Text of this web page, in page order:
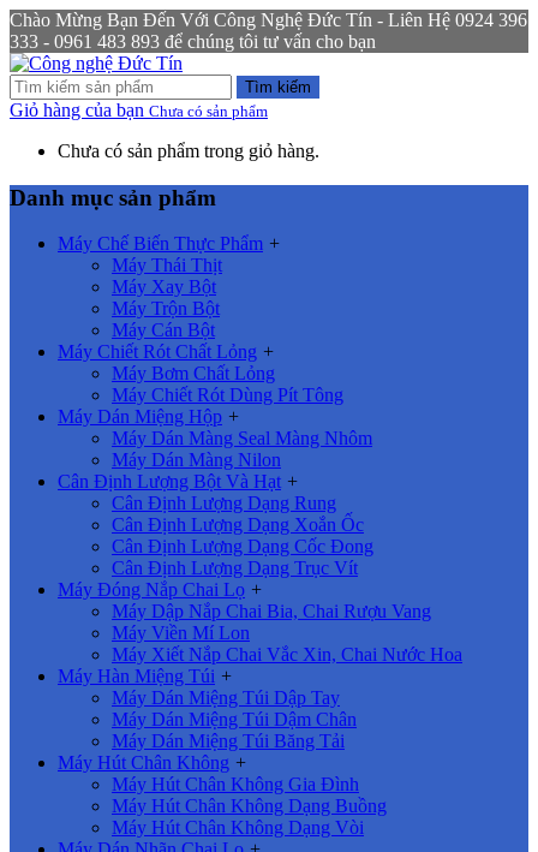
Chào Mừng Bạn Đến Với Công Nghệ Đức Tín - Liên Hệ 0924 396
333 - 0961 483 893 để chúng tôi tư vấn cho bạn
Tìm kiếm
Giỏ hàng của bạn Chưa có sản phẩm
Chưa có sản phẩm trong giỏ hàng.
Danh mục sản phẩm
Máy Chế Biến Thực Phẩm +
Máy Thái Thịt
Máy Xay Bột
Máy Trộn Bột
Máy Cán Bột
Máy Chiết Rót Chất Lỏng +
Máy Bơm Chất Lỏng
Máy Chiết Rót Dùng Pít Tông
Máy Dán Miệng Hộp +
Máy Dán Màng Seal Màng Nhôm
Máy Dán Màng Nilon
Cân Định Lượng Bột Và Hạt +
Cân Định Lượng Dạng Rung
Cân Định Lượng Dạng Xoắn Ốc
Cân Định Lượng Dạng Cốc Đong
Cân Định Lượng Dạng Trục Vít
Máy Đóng Nắp Chai Lọ +
Máy Dập Nắp Chai Bia, Chai Rượu Vang
Máy Viền Mí Lon
Máy Xiết Nắp Chai Vắc Xin, Chai Nước Hoa
Máy Hàn Miệng Túi +
Máy Dán Miệng Túi Dập Tay
Máy Dán Miệng Túi Dậm Chân
Máy Dán Miệng Túi Băng Tải
Máy Hút Chân Không +
Máy Hút Chân Không Gia Đình
Máy Hút Chân Không Dạng Buồng
Máy Hút Chân Không Dạng Vòi